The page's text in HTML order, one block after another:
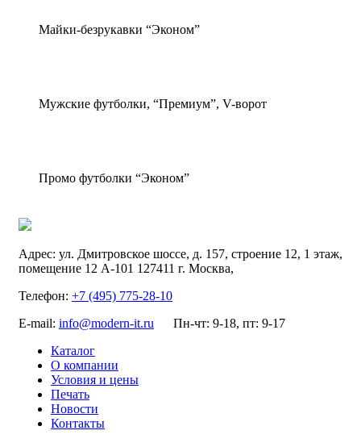
Майки-безрукавки “Эконом”
Мужские футболки, “Премиум”, V-ворот
Промо футболки “Эконом”
Адрес: ул. Дмитровское шоссе, д. 157, строение 12, 1 этаж,
помещение 12 А-101 127411 г. Москва,
Телефон: +7 (495) 775-28-10
E-mail: info@modern-it.ru
Пн-чт: 9-18, пт: 9-17
Каталог
О компании
Условия и цены
Печать
Новости
Контакты